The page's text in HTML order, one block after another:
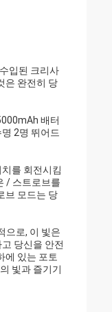
입된 크리사
은 완전히 당
배터
2명 뛰어드
를 회전시킴
/ 스트로브를
브 모드는 당
으로, 이 빛은
당신을 안전
에 있는 포토
빛과 즐기기